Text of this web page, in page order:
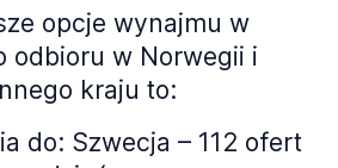
opcje wynajmu w
odbioru w Norwegii i
kraju to:
do: Szwecja – 112 ofert